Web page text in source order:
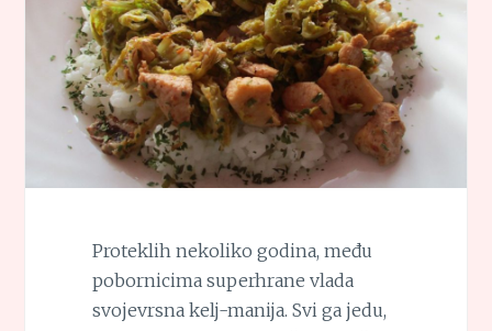
Proteklih nekoliko godina, među
pobornicima superhrane vlada
svojevrsna kelj-manija. Svi ga jedu,